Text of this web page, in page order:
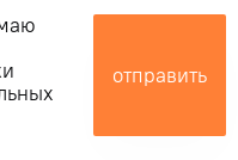
отправить